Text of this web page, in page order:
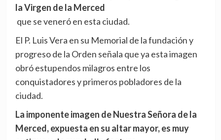
la Virgen de la Merced
que se veneró en esta ciudad.
El P. Luis Vera en su Memorial de la fundación y
progreso de la Orden señala que ya esta imagen
obró estupendos milagros entre los
conquistadores y primeros pobladores de la
ciudad.
La imponente imagen de Nuestra Señora de la
Merced, expuesta en su altar mayor, es muy